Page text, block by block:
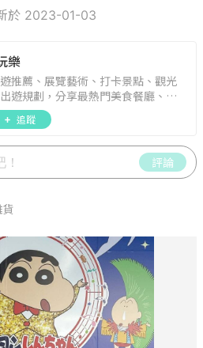
於 2023-01-03
樂
推薦、展覽藝術、打卡景點、觀光
遊規劃，分享最熱門美食餐廳、約
點、速食手搖飲、3C科技、心理測
生活雜貨、吃喝玩樂實用資訊。
追蹤
評論